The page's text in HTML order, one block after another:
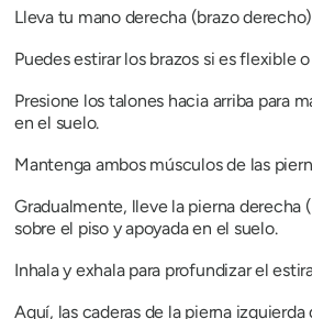
Lleva tu mano derecha (brazo
Puedes estirar los brazos si es flexible
Presione los talones hacia arriba para
en el suelo.
Mantenga ambos músculos de las
Gradualmente, lleve la pierna
sobre el piso y apoyada en el suelo.
Inhala y exhala para profundizar el
Aquí, las caderas de la pierna